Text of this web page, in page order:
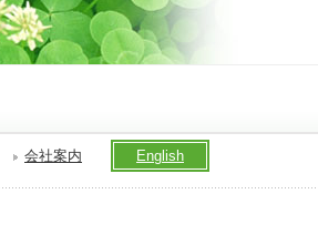
会社案内 English